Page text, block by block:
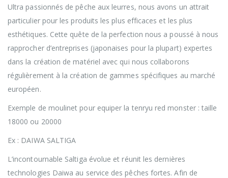
Ultra passionnés de pêche aux leurres, nous avons un attrait
particulier pour les produits les plus efficaces et les plus
esthétiques. Cette quête de la perfection nous a poussé à nous
rapprocher d’entreprises (japonaises pour la plupart) expertes
dans la création de matériel avec qui nous collaborons
régulièrement à la création de gammes spécifiques au marché
européen.
Exemple de moulinet pour equiper la tenryu red monster : taille
18000 ou 20000
Ex : DAIWA SALTIGA
L’incontournable Saltiga évolue et réunit les dernières
technologies Daiwa au service des pêches fortes. Afin de